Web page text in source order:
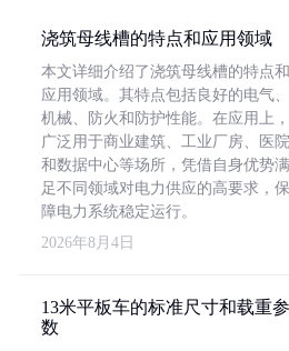
浇筑母线槽的特点和应用领域
本文详细介绍了浇筑母线槽的特点和
应用领域。其特点包括良好的电气、
机械、防火和防护性能。在应用上，
广泛用于商业建筑、工业厂房、医院
和数据中心等场所，凭借自身优势满
足不同领域对电力供应的高要求，保
障电力系统稳定运行。
2026年8月4日
13米平板车的标准尺寸和载重参
数